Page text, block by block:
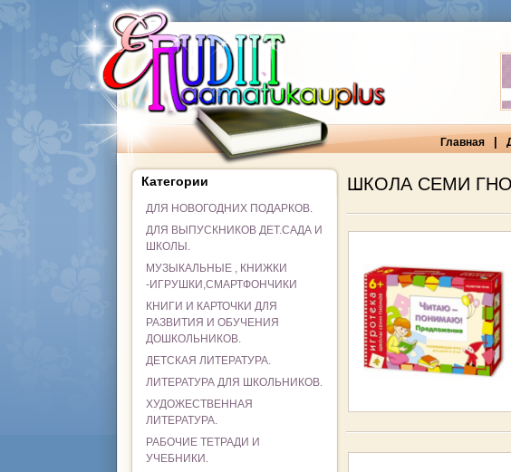
Главная
Категории
ДЛЯ НОВОГОДНИХ ПОДАРКОВ.
ДЛЯ ВЫПУСКНИКОВ ДЕТ.САДА И
ШКОЛЫ.
МУЗЫКАЛЬНЫЕ , КНИЖКИ
-ИГРУШКИ,СМАРТФОНЧИКИ
КНИГИ И КАРТОЧКИ ДЛЯ
РАЗВИТИЯ И ОБУЧЕНИЯ
ДОШКОЛЬНИКОВ.
ДЕТСКАЯ ЛИТЕРАТУРА.
ЛИТЕРАТУРА ДЛЯ ШКОЛЬНИКОВ.
ХУДОЖЕСТВЕННАЯ
ЛИТЕРАТУРА.
РАБОЧИЕ ТЕТРАДИ И
УЧЕБНИКИ.
ШКОЛА СЕМИ